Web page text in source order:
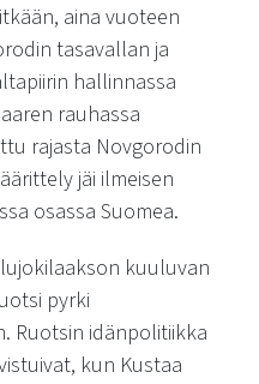
aina vuoteen
tasavallan ja
hallinnassa
rauhassa
rajasta Novgorodin
jäi ilmeisen
osassa Suomea.
kuuluvan
pyrki
Ruotsin idänpolitiikka
kun Kustaa